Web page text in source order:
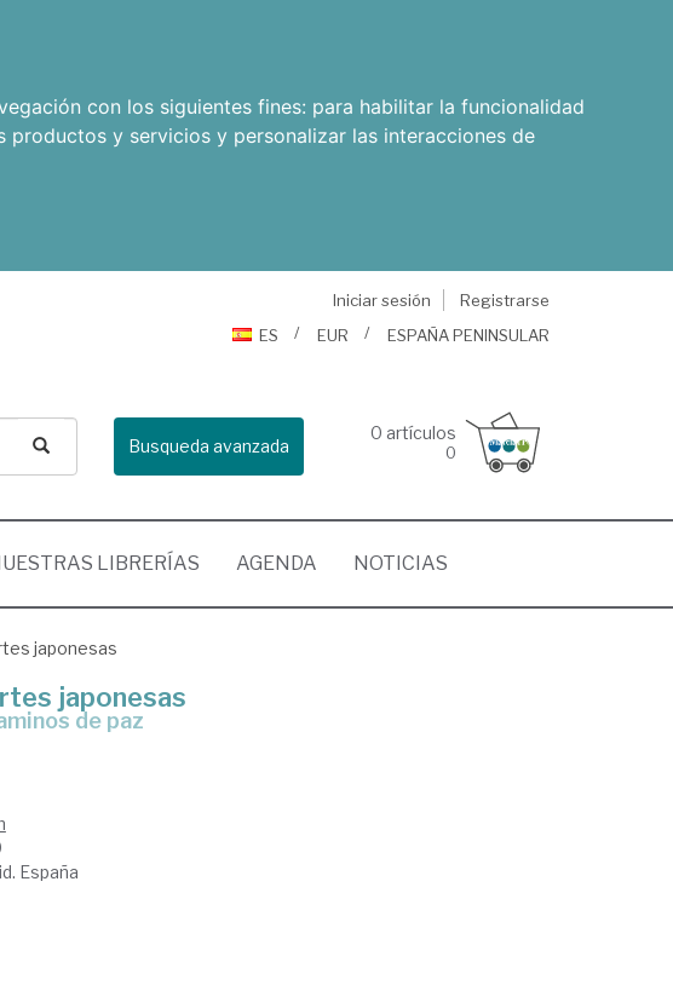
con los siguientes fines: para habilitar la funcionalidad
productos y servicios y personalizar las interacciones de
Iniciar sesión
Registrarse
ES
EUR ESPAÑA PENINSULAR
Busqueda avanzada
0 artículos
0
LIBRERÍAS AGENDA NOTICIAS
japonesas
japonesas
de paz
España